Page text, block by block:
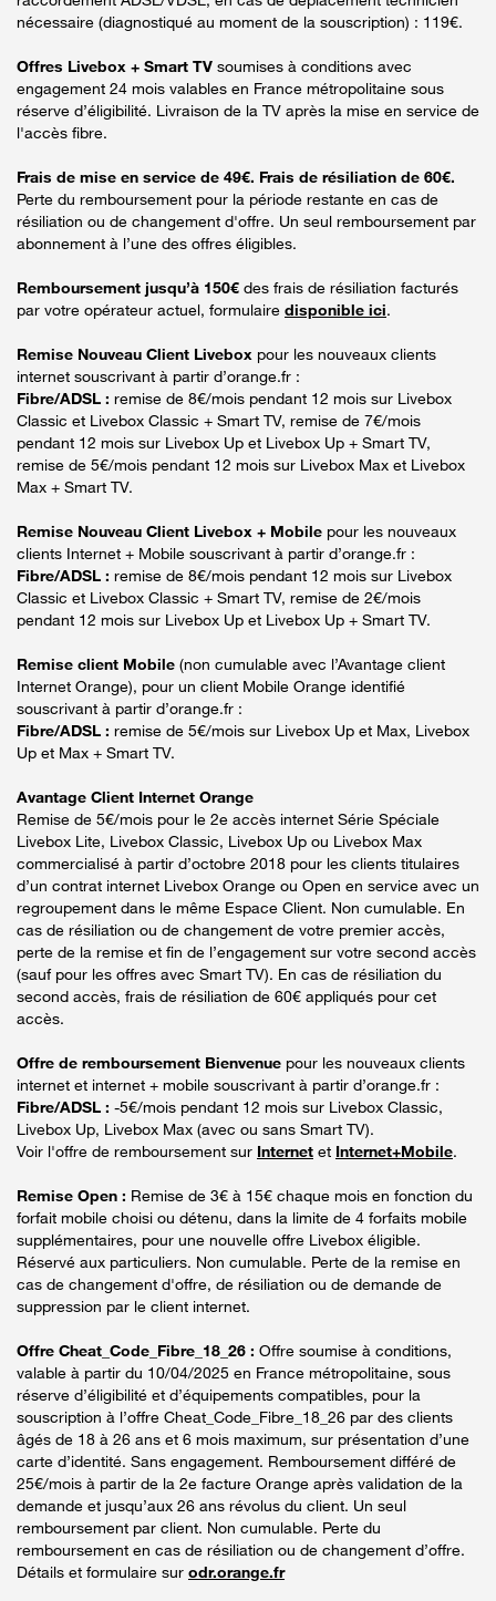
nécessaire (diagnostiqué au moment de la souscription) : 119€.
Offres Livebox + Smart TV soumises à conditions avec
engagement 24 mois valables en France métropolitaine sous
réserve d’éligibilité. Livraison de la TV après la mise en service de
l'accès fibre.
Frais de mise en service de 49€. Frais de résiliation de 60€.
Perte du remboursement pour la période restante en cas de
résiliation ou de changement d'offre. Un seul remboursement par
abonnement à l’une des offres éligibles.
Remboursement jusqu’à 150€ des frais de résiliation facturés
par votre opérateur actuel, formulaire disponible ici.
Remise Nouveau Client Livebox pour les nouveaux clients
internet souscrivant à partir d’orange.fr :
Fibre/ADSL : remise de 8€/mois pendant 12 mois sur Livebox
Classic et Livebox Classic + Smart TV, remise de 7€/mois
pendant 12 mois sur Livebox Up et Livebox Up + Smart TV,
remise de 5€/mois pendant 12 mois sur Livebox Max et Livebox
Max + Smart TV.
Remise Nouveau Client Livebox + Mobile pour les nouveaux
clients Internet + Mobile souscrivant à partir d’orange.fr :
Fibre/ADSL : remise de 8€/mois pendant 12 mois sur Livebox
Classic et Livebox Classic + Smart TV, remise de 2€/mois
pendant 12 mois sur Livebox Up et Livebox Up + Smart TV.
Remise client Mobile (non cumulable avec l’Avantage client
Internet Orange), pour un client Mobile Orange identifié
souscrivant à partir d’orange.fr :
Fibre/ADSL : remise de 5€/mois sur Livebox Up et Max, Livebox
Up et Max + Smart TV.
Avantage Client Internet Orange
Remise de 5€/mois pour le 2e accès internet Série Spéciale
Livebox Lite, Livebox Classic, Livebox Up ou Livebox Max
commercialisé à partir d’octobre 2018 pour les clients titulaires
d’un contrat internet Livebox Orange ou Open en service avec un
regroupement dans le même Espace Client. Non cumulable. En
cas de résiliation ou de changement de votre premier accès,
perte de la remise et fin de l’engagement sur votre second accès
(sauf pour les offres avec Smart TV). En cas de résiliation du
second accès, frais de résiliation de 60€ appliqués pour cet
accès.
Offre de remboursement Bienvenue pour les nouveaux clients
internet et internet + mobile souscrivant à partir d’orange.fr :
Fibre/ADSL : -5€/mois pendant 12 mois sur Livebox Classic,
Livebox Up, Livebox Max (avec ou sans Smart TV).
Voir l'offre de remboursement sur Internet et Internet+Mobile.
Remise Open : Remise de 3€ à 15€ chaque mois en fonction du
forfait mobile choisi ou détenu, dans la limite de 4 forfaits mobile
supplémentaires, pour une nouvelle offre Livebox éligible.
Réservé aux particuliers. Non cumulable. Perte de la remise en
cas de changement d'offre, de résiliation ou de demande de
suppression par le client internet.
Offre Cheat_Code_Fibre_18_26 : Offre soumise à conditions,
valable à partir du 10/04/2025 en France métropolitaine, sous
réserve d’éligibilité et d’équipements compatibles, pour la
souscription à l’offre Cheat_Code_Fibre_18_26 par des clients
âgés de 18 à 26 ans et 6 mois maximum, sur présentation d’une
carte d’identité. Sans engagement. Remboursement différé de
25€/mois à partir de la 2e facture Orange après validation de la
demande et jusqu’aux 26 ans révolus du client. Un seul
remboursement par client. Non cumulable. Perte du
remboursement en cas de résiliation ou de changement d’offre.
Détails et formulaire sur odr.orange.fr